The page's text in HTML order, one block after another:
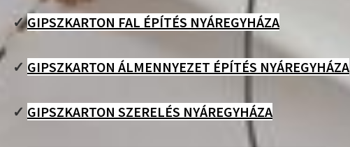
✓GIPSZKARTON FAL ÉPÍTÉS NYÁREGYHÁZA
✓ GIPSZKARTON ÁLMENNYEZET ÉPÍTÉS NYÁREGYHÁZA
✓ GIPSZKARTON SZERELÉS NYÁREGYHÁZA